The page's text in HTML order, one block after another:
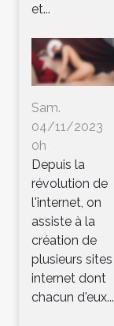
et...
Sam.
04/11/2023
0h
Depuis la
révolution de
l'internet, on
assiste à la
création de
plusieurs sites
internet dont
chacun d'eux...